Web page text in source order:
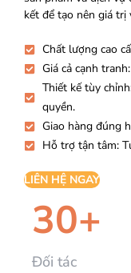
kết để tạo nên giá
Chất lượng cao
Giá cả cạnh
Thiết kế tùy
quyền.
Giao hàng đúng
Hỗ trợ tận tâm:
LIÊN HỆ NGAY
30+
Đối tác